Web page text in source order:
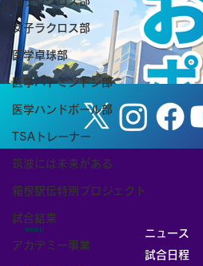
女子ラクロス部
医学卓球部
医学バドミントン部
医学ハンドボール部
TSAトレーナー
筑波には未来がある
箱根駅伝特別プロジェクト
試合結果
アカデミー事業
試合結果
ニュース
試合日程
MENU